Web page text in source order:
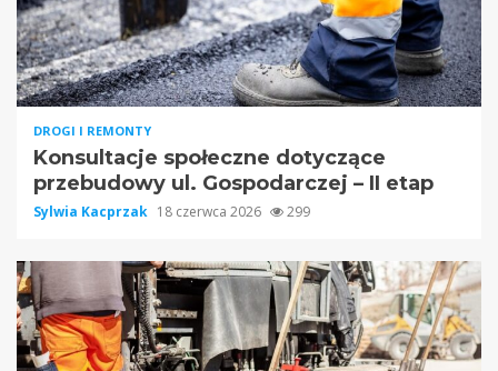
DROGI I REMONTY
Konsultacje społeczne dotyczące
przebudowy ul. Gospodarczej – II etap
Sylwia Kacprzak 18 czerwca 2026 299